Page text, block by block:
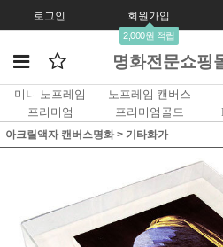
로그인 회원가입
2,000원 적립
명화전문쇼핑
미니 노프레임 노프레임 캔버스
프리미엄
프리미엄골드
아크릴액자 캔버스명화> 기타화가